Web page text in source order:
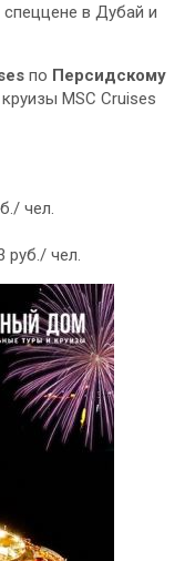
в Дубай и
по Персидскому
MSC Cruises
чел.
руб./ чел.